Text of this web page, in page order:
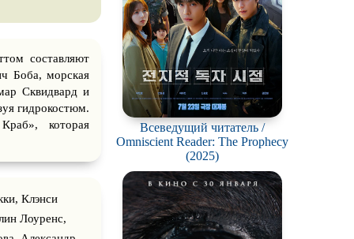
составляют
Боба, морская
Сквидвард и
гидрокостюм.
которая
Клэнси
Лоуренс,
Всеведущий читатель /
Omniscient Reader: The Prophecy
(2025)